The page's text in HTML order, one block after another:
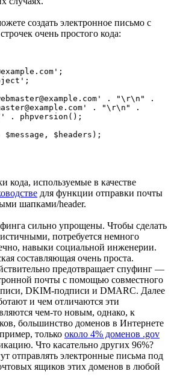
создать электронное письмо с
очень простого кода:
. "\r\n" .
. "\r\n" .
. phpversion();
$headers);
кода, используемые в качестве
для функции отправки почты
шапками/header.
сильно упрощены. Чтобы сделать
потребуется немного
навыки социальной инженерии.
составляющая очень проста.
предотвращает спуфинг —
почты с помощью совместного
DKIM-подписи и DMARC. Далее
и чем отличаются эти
чем-то новым, однако, к
большинство доменов в Интернете
только около 4% доменов .gov
Что касательно других 96%?
отправлять электронные письма под
ящиков этих доменов в любой